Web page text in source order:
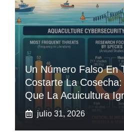
Un Número Falso En
Costarte La
Que La Acuicultura
julio 31, 2026